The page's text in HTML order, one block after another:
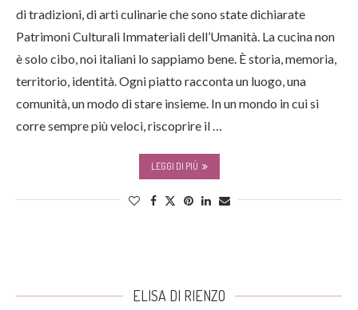
di tradizioni, di arti culinarie che sono state dichiarate
Patrimoni Culturali Immateriali dell’Umanità. La cucina non
è solo cibo, noi italiani lo sappiamo bene. È storia, memoria,
territorio, identità. Ogni piatto racconta un luogo, una
comunità, un modo di stare insieme. In un mondo in cui si
corre sempre più veloci, riscoprire il …
LEGGI DI PIÙ
ELISA DI RIENZO